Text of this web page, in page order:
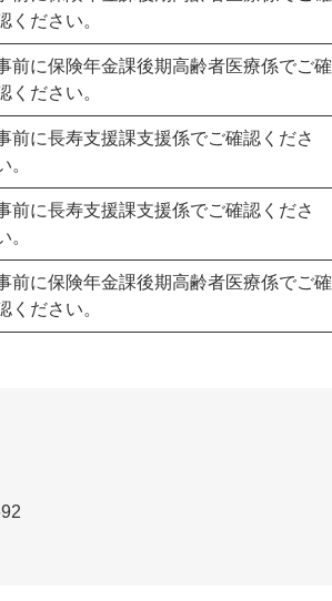
ください。
前に保険年金課後期高齢者医療係でご確
ください。
前に長寿支援課支援係でご確認くださ
。
前に長寿支援課支援係でご確認くださ
。
前に保険年金課後期高齢者医療係でご確
ください。